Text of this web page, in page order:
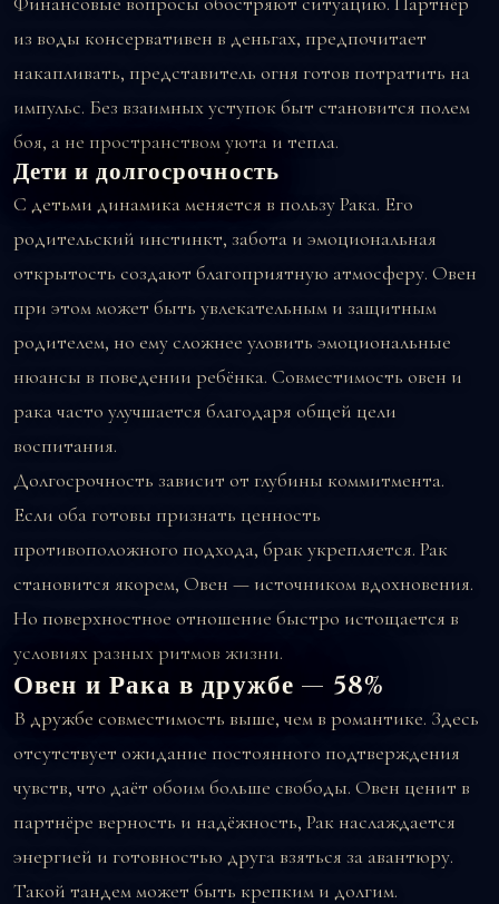
из воды консервативен в деньгах, предпочитает
накапливать, представитель огня готов потратить на
импульс. Без взаимных уступок быт становится полем
боя, а не пространством уюта и тепла.
Дети и долгосрочность
С детьми динамика меняется в пользу Рака. Его
родительский инстинкт, забота и эмоциональная
открытость создают благоприятную атмосферу. Овен
при этом может быть увлекательным и защитным
родителем, но ему сложнее уловить эмоциональные
нюансы в поведении ребёнка. Совместимость овен и
рака часто улучшается благодаря общей цели
воспитания.
Долгосрочность зависит от глубины коммитмента.
Если оба готовы признать ценность
противоположного подхода, брак укрепляется. Рак
становится якорем, Овен — источником вдохновения.
Но поверхностное отношение быстро истощается в
условиях разных ритмов жизни.
Овен и Рака в дружбе — 58%
В дружбе совместимость выше, чем в романтике. Здесь
отсутствует ожидание постоянного подтверждения
чувств, что даёт обоим больше свободы. Овен ценит в
партнёре верность и надёжность, Рак наслаждается
энергией и готовностью друга взяться за авантюру.
Такой тандем может быть крепким и долгим.